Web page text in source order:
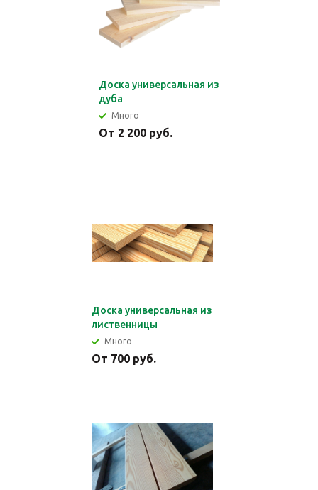
Доска универсальная из
дуба
Много
От 2 200 руб.
Доска универсальная из
лиственницы
Много
От 700 руб.